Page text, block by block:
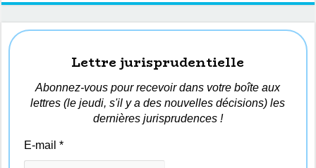
Lettre jurisprudentielle
Abonnez-vous pour recevoir dans votre boîte aux
lettres (le jeudi, s'il y a des nouvelles décisions) les
dernières jurisprudences !
E-mail*